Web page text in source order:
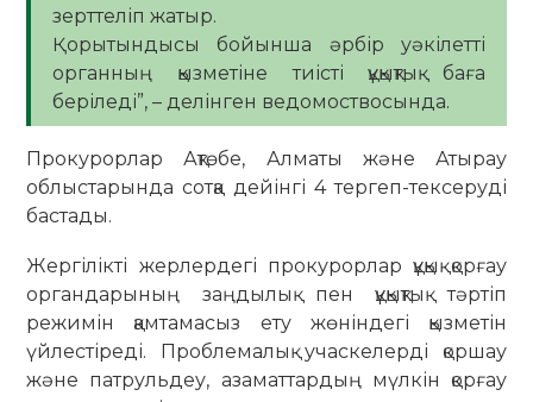
зерттеліп жатыр.
Қорытындысы бойынша әрбір уәкілетті
органның қызметіне тиісті құқықтық баға
беріледі”, – делінген ведомоствосында.
Прокурорлар Ақтөбе, Алматы және Атырау
облыстарында сотқа дейінгі 4 тергеп-тексеруді
бастады.
Жергілікті жерлердегі прокурорлар құқық қорғау
органдарының заңдылық пен құқықтық тәртіп
режимін қамтамасыз ету жөніндегі қызметін
үйлестіреді. Проблемалық учаскелерді қоршау
және патрульдеу, азаматтардың мүлкін қорғау